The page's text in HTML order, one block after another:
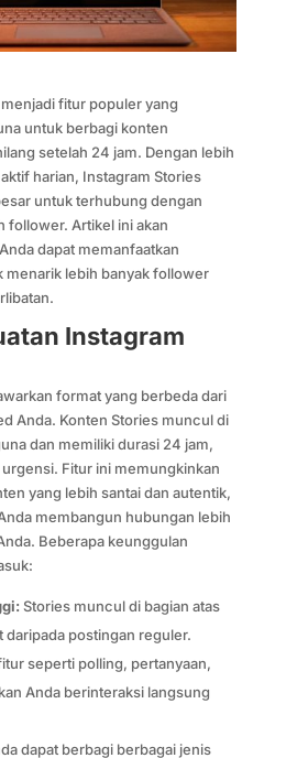
fitur populer yang
untuk berbagi konten
setelah 24 jam. Dengan lebih
harian, Instagram Stories
untuk terhubung dengan
follower. Artikel ini akan
dapat memanfaatkan
menarik lebih banyak follower
Instagram
format yang berbeda dari
Anda. Konten Stories muncul di
dan memiliki durasi 24 jam,
Fitur ini memungkinkan
yang lebih santai dan autentik,
membangun hubungan lebih
Beberapa keunggulan
Stories muncul di bagian atas
postingan reguler.
seperti polling, pertanyaan,
Anda berinteraksi langsung
dapat berbagi berbagai jenis